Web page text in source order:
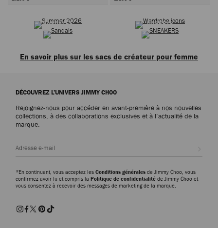
SANDALES
BASKETS
En savoir plus sur les sacs de créateur pour femme
nos sacs cabas, nos sacs à bandoulière, nos sacs à poignée supérieure, nos
mini sacs et nos pochettes. Classique, moderne ou original, chaque sac
Jimmy Choo est confectionné avec soin et présente des finitions luxueuses,
notamment en cuir et en daim. Découvrez nos sacs signature, tels que le
sac porté épaule Cinch et le cabas Diamond. Notre respect pour le savoir-
Incontournable de garde-robe et modèle emblématique de notre collection,
le sacs cabasclassique s'invite pour toutes les occasions. Le sac cabas
Diamond est confectionné en Italie en cuir, daim, effet peau de poney à
idéal pour le travail, les vacances et votre garde-robe décontractée.
DÉCOUVREZ L’UNIVERS JIMMY CHOO
Rejoignez-nous pour accéder en avant-première à nos nouvelles
collections, à des collaborations exclusives et à l’actualité de la
marque.
*En continuant, vous acceptez les Conditions générales de Jimmy Choo, vous
confirmez avoir lu et compris la Politique de confidentialité de Jimmy Choo et
vous consentez à recevoir des messages de marketing de la marque.